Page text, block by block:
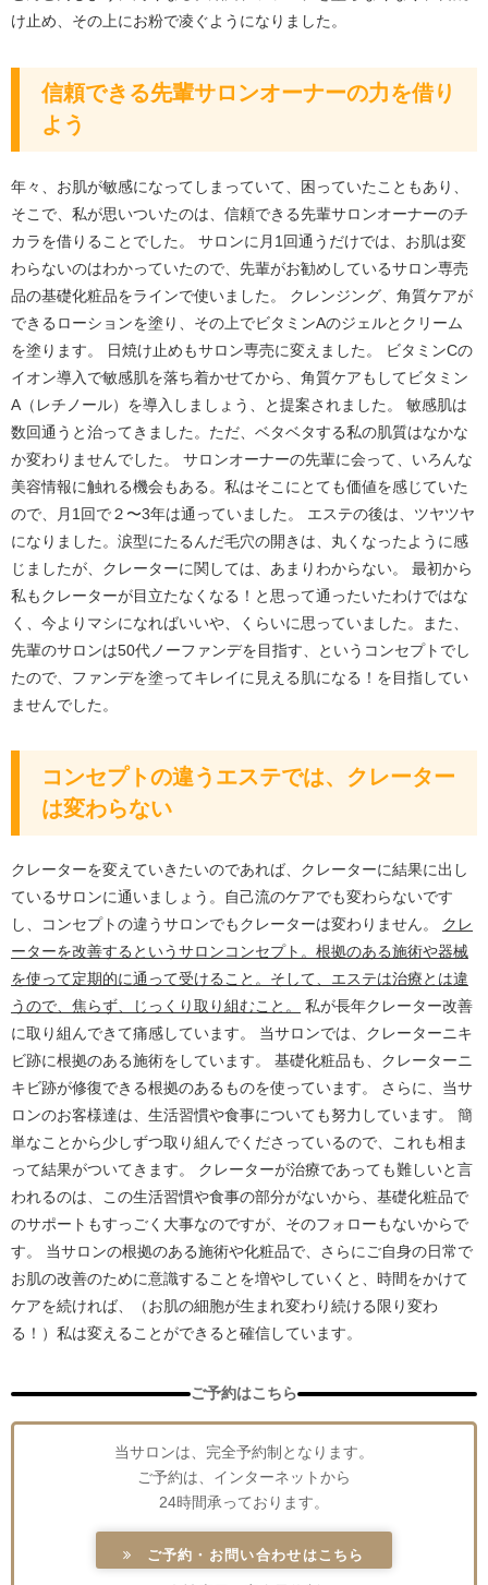
け止め、その上にお粉で凌ぐようになりました。
信頼できる先輩サロンオーナーの力を借り
よう
年々、お肌が敏感になってしまっていて、困っていたこともあり、
そこで、私が思いついたのは、信頼できる先輩サロンオーナーのチ
カラを借りることでした。 サロンに月1回通うだけでは、お肌は変
わらないのはわかっていたので、先輩がお勧めしているサロン専売
品の基礎化粧品をラインで使いました。 クレンジング、角質ケアが
できるローションを塗り、その上でビタミンAのジェルとクリーム
を塗ります。 日焼け止めもサロン専売に変えました。 ビタミンCの
イオン導入で敏感肌を落ち着かせてから、角質ケアもしてビタミン
A（レチノール）を導入しましょう、と提案されました。 敏感肌は
数回通うと治ってきました。ただ、ベタベタする私の肌質はなかな
か変わりませんでした。 サロンオーナーの先輩に会って、いろんな
美容情報に触れる機会もある。私はそこにとても価値を感じていた
ので、月1回で２〜3年は通っていました。 エステの後は、ツヤツヤ
になりました。涙型にたるんだ毛穴の開きは、丸くなったように感
じましたが、クレーターに関しては、あまりわからない。 最初から
私もクレーターが目立たなくなる！と思って通ったいたわけではな
く、今よりマシになればいいや、くらいに思っていました。また、
先輩のサロンは50代ノーファンデを目指す、というコンセプトでし
たので、ファンデを塗ってキレイに見える肌になる！を目指してい
ませんでした。
コンセプトの違うエステでは、クレーター
は変わらない
クレーターを変えていきたいのであれば、クレーターに結果に出し
ているサロンに通いましょう。自己流のケアでも変わらないです
し、コンセプトの違うサロンでもクレーターは変わりません。 クレ
ーターを改善するというサロンコンセプト。根拠のある施術や器械
を使って定期的に通って受けること。そして、エステは治療とは違
うので、焦らず、じっくり取り組むこと。
私が長年クレーター改善
に取り組んできて痛感しています。 当サロンでは、クレーターニキ
ビ跡に根拠のある施術をしています。 基礎化粧品も、クレーターニ
キビ跡が修復できる根拠のあるものを使っています。 さらに、当サ
ロンのお客様達は、生活習慣や食事についても努力しています。 簡
単なことから少しずつ取り組んでくださっているので、これも相ま
って結果がついてきます。 クレーターが治療であっても難しいと言
われるのは、この生活習慣や食事の部分がないから、基礎化粧品で
のサポートもすっごく大事なのですが、そのフォローもないからで
す。 当サロンの根拠のある施術や化粧品で、さらにご自身の日常で
お肌の改善のために意識することを増やしていくと、時間をかけて
ケアを続ければ、（お肌の細胞が生まれ変わり続ける限り変わ
る！）私は変えることができると確信しています。
ご予約はこちら
当サロンは、完全予約制となります。
ご予約は、インターネットから
24時間承っております。
ご予約・お問い合わせはこちら